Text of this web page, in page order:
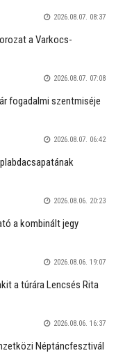
2026.08.07. 08:37
a Varkocs-
2026.08.07. 07:08
fogadalmi szentmiséje
2026.08.07. 06:42
2026.08.06. 20:23
a kombinált jegy
2026.08.06. 19:07
a túrára Lencsés Rita
2026.08.06. 16:37
Néptáncfesztivál